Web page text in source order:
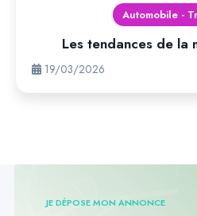
Automobile -
Les tendances de la
19/03/2026
JE DÉPOSE MON ANNONCE